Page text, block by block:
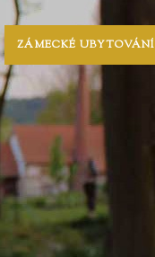
ZÁMECKÉ UBYTOVÁNÍ